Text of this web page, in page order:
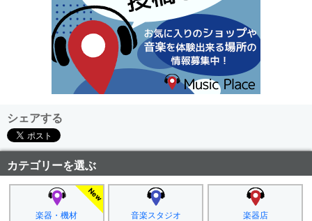
シェアする
カテゴリーを選ぶ
楽器・機材 音楽スタジオ 楽器店